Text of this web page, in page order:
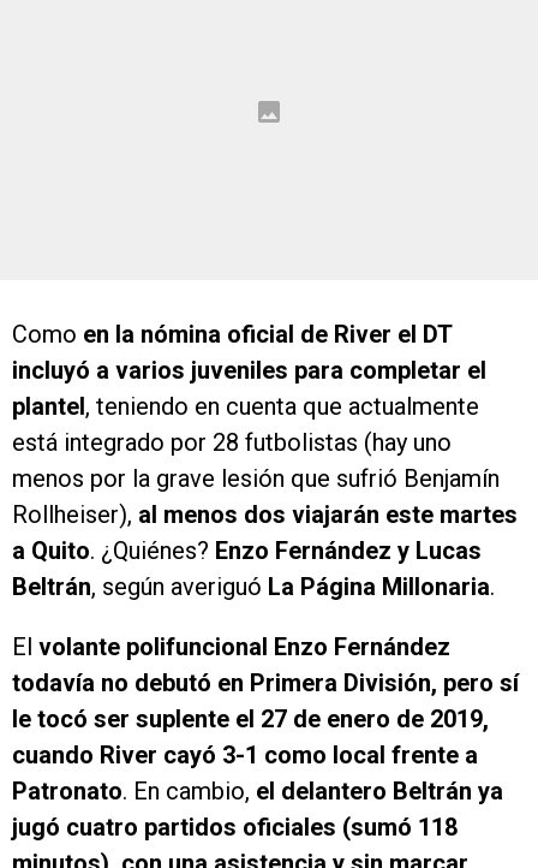
Como en la nómina oficial de River el DT
incluyó a varios juveniles para completar el
plantel , teniendo en cuenta que actualmente
está integrado por 28 futbolistas (hay uno
menos por la grave lesión que sufrió Benjamín
Rollheiser), al menos dos viajarán este martes
a Quito. ¿Quiénes? Enzo Fernández y Lucas
Beltrán, según averiguó La Página Millonaria.
El volante polifuncional Enzo Fernández
todavía no debutó en Primera División, pero sí
le tocó ser suplente el 27 de enero de 2019,
cuando River cayó 3-1 como local frente a
Patronato. En cambio, el delantero Beltrán ya
jugó cuatro partidos oficiales (sumó 118